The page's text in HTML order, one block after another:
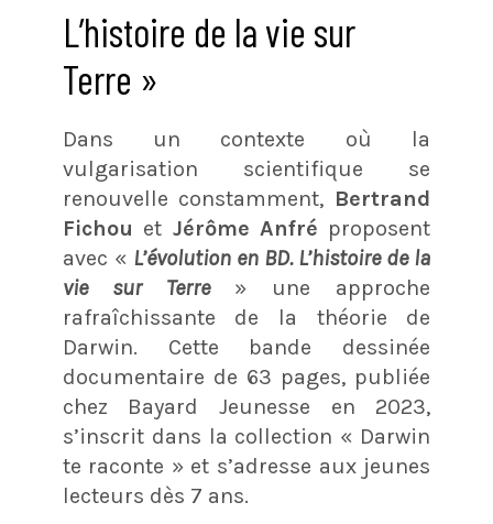
L’histoire de la vie sur
Terre »
Dans un contexte où la
vulgarisation scientifique se
renouvelle constamment, Bertrand
Fichou et Jérôme Anfré proposent
avec « L’évolution en BD. L’histoire de la
vie sur Terre» une approche
rafraîchissante de la théorie de
Darwin. Cette bande dessinée
documentaire de 63 pages, publiée
chez Bayard Jeunesse en 2023,
s’inscrit dans la collection « Darwin
te raconte » et s’adresse aux jeunes
lecteurs dès 7 ans.